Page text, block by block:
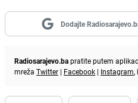
Dodajte
Radiosarajevo.bapratite putem
mreža Twitter | Facebook | Instagram,